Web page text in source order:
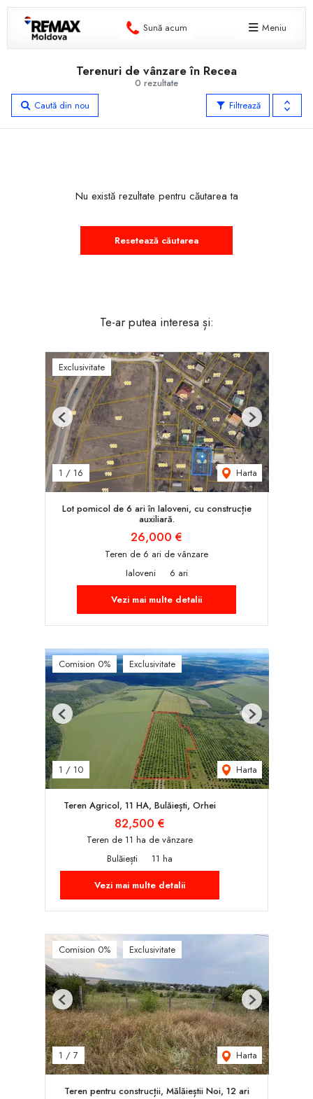
Sună acum Meniu
0 rezultate
Terenuri de vânzare în Recea
Filtrează
Caută din nou
Nu există rezultate pentru căutarea ta
Resetează căutarea
Te-ar putea interesa și:
Exclusivitate
1 / 16 Harta
Previous Next
Lot pomicol de 6 ari în Ialoveni, cu construcție
auxiliară.
26,000 €
Teren de 6 ari de vânzare
Ialoveni
6 ari
Vezi mai multe detalii
Comision 0% Exclusivitate
1 / 10 Harta
Previous Next
Teren Agricol, 11 HA, Bulăiești, Orhei
82,500 €
Teren de 11 ha de vânzare
Bulăiești
11 ha
Vezi mai multe detalii
Comision 0% Exclusivitate
1 / 7 Harta
Previous Next
Teren pentru construcții, Mălăieștii Noi, 12 ari